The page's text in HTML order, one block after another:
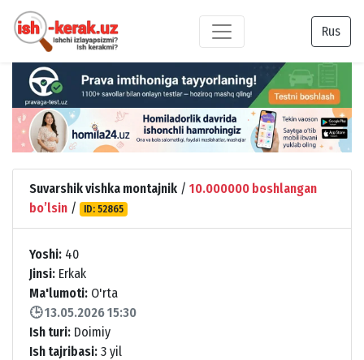
Rus
Suvarshik vishka montajnik / 10.000000 boshlangan
boʼlsin / ID: 52865
Yoshi: 40
Jinsi: Erkak
Ma'lumoti: O'rta
🕒 13.05.2026 15:30
Ish turi: Doimiy
Ish tajribasi: 3 yil